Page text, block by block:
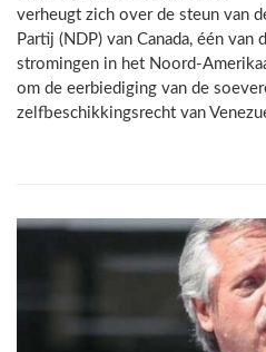
verheugt zich over de steun van
Partij (NDP) van Canada, één
stromingen in het Noord-
om de eerbiediging van de
zelfbeschikkingsrecht van